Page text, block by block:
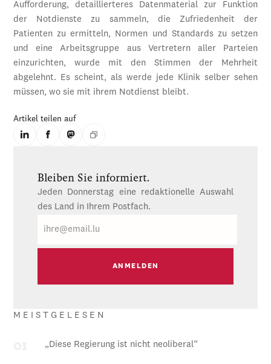
Aufforderung, detaillierteres Datenmaterial zur Funktion
der Notdienste zu sammeln, die Zufriedenheit der
Patienten zu ermitteln, Normen und Standards zu setzen
und eine Arbeitsgruppe aus Vertretern aller Parteien
einzurichten, wurde mit den Stimmen der Mehrheit
abgelehnt. Es scheint, als werde jede Klinik selber sehen
müssen, wo sie mit ihrem Notdienst bleibt.
Artikel teilen auf
Bleiben Sie informiert.
Jeden Donnerstag eine redaktionelle Auswahl
des Land in Ihrem Postfach.
Mail
MEISTGELESEN
„Diese Regierung ist nicht neoliberal“